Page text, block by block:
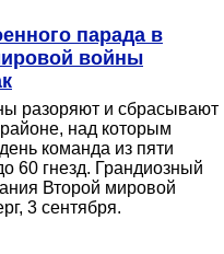
парада в
войны
разоряют и сбрасывают
над которым
команда из пяти
60 гнезд. Грандиозный
Второй мировой
3 сентября.